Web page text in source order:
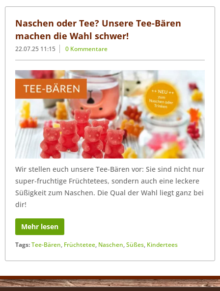
Naschen oder Tee? Unsere Tee-Bären
machen die Wahl schwer!
22.07.25 11:15 0 Kommentare
Wir stellen euch unsere Tee-Bären vor: Sie sind nicht nur
super-fruchtige Früchtetees, sondern auch eine leckere
Süßigkeit zum Naschen. Die Qual der Wahl liegt ganz bei
dir!
Mehr lesen
Tags:Tee-Bären, Früchtetee, Naschen,Süßes, Kindertees